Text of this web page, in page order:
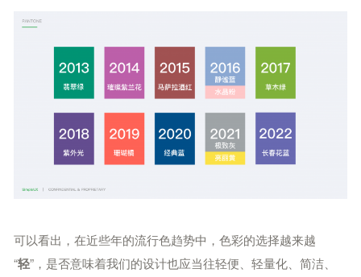
可以看出，在近些年的流行色趋势中，色彩的选择越来越
“轻”，是否意味着我们的设计也应当往轻便、轻量化、简洁、